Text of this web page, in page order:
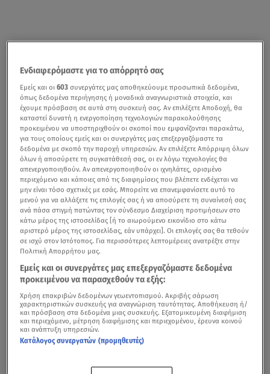
Ενδιαφερόμαστε για το απόρρητό σας
Εμείς και οι603 συνεργάτες μας αποθηκεύουμε προσωπικά δεδομένα,
όπως δεδομένα περιήγησης ή μοναδικά αναγνωριστικά στοιχεία, και
έχουμε πρόσβαση σε αυτά στη συσκευή σας. Αν επιλέξετε Αποδοχή, θα
καταστεί δυνατή η ενεργοποίηση τεχνολογιών παρακολούθησης
προκειμένου να υποστηριχθούν οι σκοποί που εμφανίζονται παρακάτω,
για τους οποίους εμείς και οι συνεργάτες μας επεξεργαζόμαστε τα
δεδομένα με σκοπό την παροχή υπηρεσιών. Αν επιλέξετε Απόρριψη όλων
όλων ή αποσύρετε τη συγκατάθεσή σας, οι εν λόγω τεχνολογίες θα
απενεργοποιηθούν. Αν απενεργοποιηθούν οι ιχνηλάτες, ορισμένο
περιεχόμενο και κάποιες από τις διαφημίσεις που βλέπετε ενδέχεται να
μην είναι τόσο σχετικές με εσάς. Μπορείτε να επανεμφανίσετε αυτό το
μενού για να αλλάξετε τις επιλογές σας ή να αποσύρετε τη συναίνεσή σας
ανά πάσα στιγμή πατώντας τον σύνδεσμο Διαχείριση προτιμήσεων στο
κάτω μέρος της ιστοσελίδας [ή το αιωρούμενο εικονίδιο στο κάτω
αριστερό μέρος της ιστοσελίδας, εάν υπάρχει]. Οι επιλογές σας θα τεθούν
σε ισχύ στον Ιστότοπος. Για περισσότερες λεπτομέρειες ανατρέξτε στην
Πολιτική Απορρήτου μας.
Εμείς και οι συνεργάτες μας επεξεργαζόμαστε δεδομένα
προκειμένου να παρασχεθούν τα εξής:
Χρήση επακριβών δεδομένων γεωεντοπισμού. Ακριβής σάρωση
χαρακτηριστικών συσκευής για αναγνώριση ταυτότητας. Αποθήκευση ή/
και πρόσβαση στα δεδομένα μιας συσκευής. Εξατομικευμένη διαφήμιση
και περιεχόμενο, μέτρηση διαφήμισης και περιεχομένου, έρευνα κοινού
και ανάπτυξη υπηρεσιών.
Κατάλογος συνεργατών (προμηθευτές)